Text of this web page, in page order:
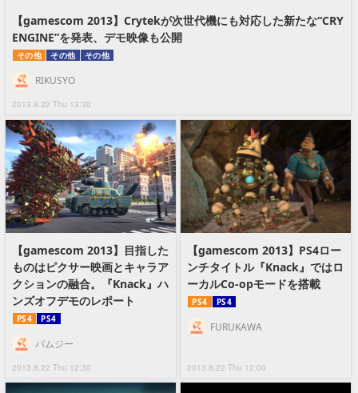
【gamescom 2013】Crytekが次世代機にも対応した新たな“CRY
ENGINE”を発表、デモ映像も公開
その他 その他 その他
2013.8.22 Thu 13:30
RIKUSYO
【gamescom 2013】目指した
ものはピクサー映画とキャラア
クションの融合。『Knack』ハ
ンズオフデモのレポート
PS4 PS4
2013.8.22 Thu 12:30
パムジー
【gamescom 2013】PS4ロー
ンチタイトル『Knack』ではロ
ーカルCo-opモードを搭載
PS4 PS4
2013.8.22 Thu 12:00
FURUKAWA